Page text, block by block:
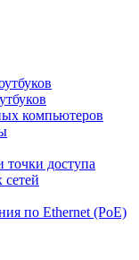
компьютеров
доступа
по Ethernet (PoE)